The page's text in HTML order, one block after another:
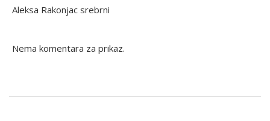
Aleksa Rakonjac srebrni
Nema komentara za prikaz.